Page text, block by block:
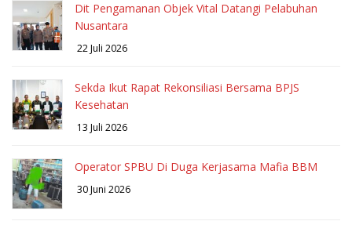
Dit Pengamanan Objek Vital Datangi Pelabuhan
Nusantara
22 Juli 2026
Sekda Ikut Rapat Rekonsiliasi Bersama BPJS
Kesehatan
13 Juli 2026
Operator SPBU Di Duga Kerjasama Mafia BBM
30 Juni 2026